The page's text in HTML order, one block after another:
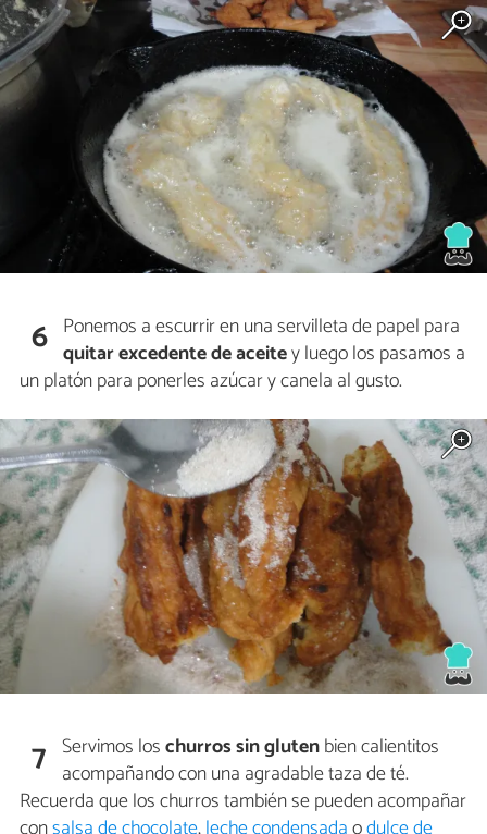
6 Ponemos a escurrir en una servilleta de papel para
quitar excedente de aceitey luego los pasamos a
un platón para ponerles azúcar y canela al gusto.
7 Servimos loschurros sin glutenbien calientitos
acompañando con una agradable taza de té.
Recuerda que los churros también se pueden acompañar